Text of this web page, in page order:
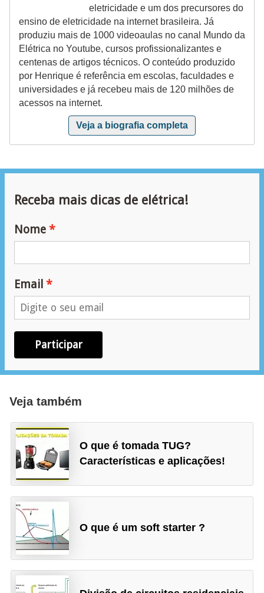
eletricidade e um dos precursores do
ensino de eletricidade na internet brasileira. Já
produziu mais de 1000 videoaulas no canal Mundo da
Elétrica no Youtube, cursos profissionalizantes e
centenas de artigos técnicos. O conteúdo produzido
por Henrique é referência em escolas, faculdades e
universidades e já recebeu mais de 120 milhões de
acessos na internet.
Veja a biografia completa
Receba mais dicas de elétrica!
Nome
Email
Participar
Veja também
O que é tomada TUG?
Características e aplicações!
O que é um soft starter ?
d
i
ç
ã
o
j
t
s
s
q
m
s
l
é
t
r
i
c
o
s